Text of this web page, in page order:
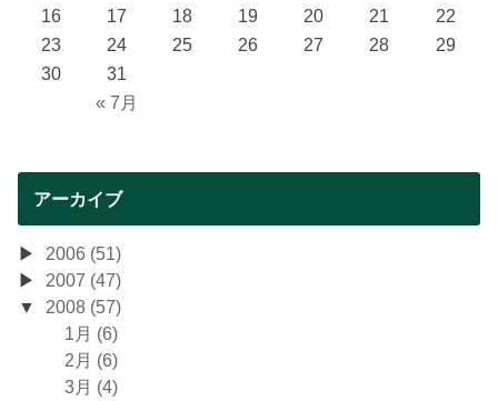
« 7月
16
17 18 19 20 21
22
23
24 25 26 27 28
29
30
31
アーカイブ
2006 (51)
2007 (47)
2008 (57)
1月 (6)
2月 (6)
3月 (4)